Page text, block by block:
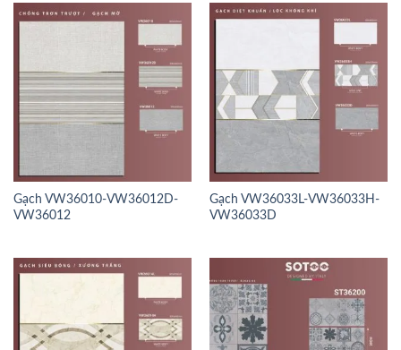
Gạch VW36010-VW36012D-
VW36012
Gạch VW36033L-VW36033H-
VW36033D